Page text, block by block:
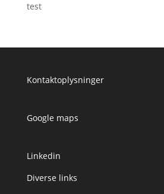
test
Kontaktoplysninger
Google maps
Linkedin
Diverse links